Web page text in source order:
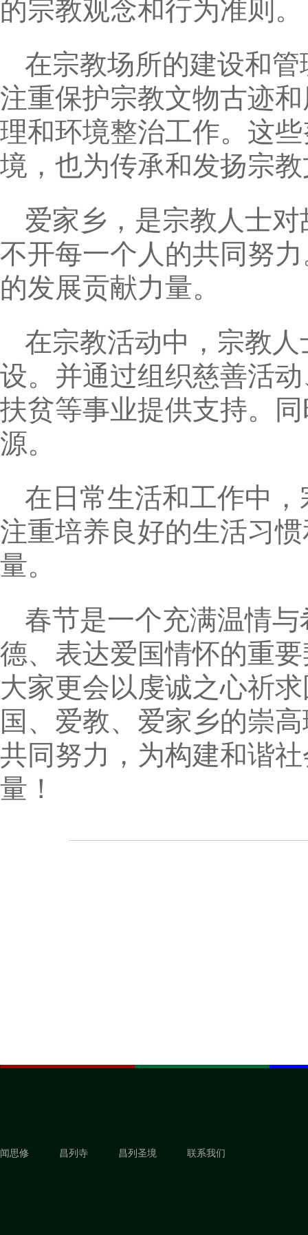
的宗教观念和行为准则。
在宗教场所的建设和
注重保护宗教文物古迹
理和环境整治工作。这
境，也为传承和发扬宗
爱家乡，是宗教人士
不开每一个人的共同努
的发展贡献力量。
在宗教活动中，宗教
设。并通过组织慈善活
扶贫等事业提供支持。
源。
在日常生活和工作中
注重培养良好的生活习
量。
春节是一个充满温情
德、表达爱国情怀的重
大家更会以虔诚之心祈
国、爱教、爱家乡的崇
共同努力，为构建和谐
量！
闻思修 昌列寺 昌列圣境 联系我们